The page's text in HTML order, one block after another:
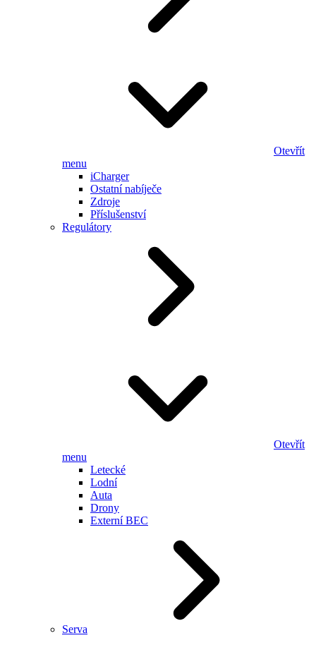
Otevřít
menu
iCharger
Ostatní nabíječe
Zdroje
Příslušenství
Regulátory
Otevřít
menu
Letecké
Lodní
Auta
Drony
Externí BEC
Serva